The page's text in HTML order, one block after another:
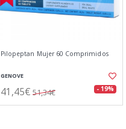
Pilopeptan Mujer 60 Comprimidos
GENOVE
41,45€ 51,34€ - 19%